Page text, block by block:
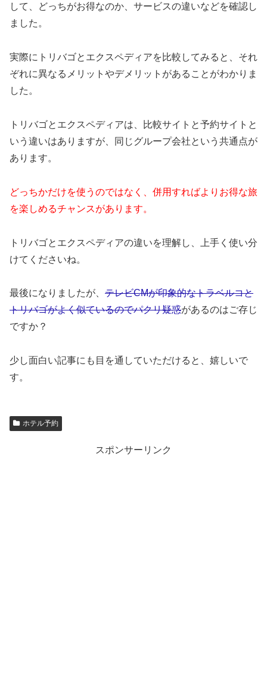
して、どっちがお得なのか、サービスの違いなどを確認し
ました。
実際にトリバゴとエクスペディアを比較してみると、それ
ぞれに異なるメリットやデメリットがあることがわかりま
した。
トリバゴとエクスペディアは、比較サイトと予約サイトと
いう違いはありますが、同じグループ会社という共通点が
あります。
どっちかだけを使うのではなく、併用すればよりお得な旅
を楽しめるチャンスがあります。
トリバゴとエクスペディアの違いを理解し、上手く使い分
けてくださいね。
最後になりましたが、 テレビCMが印象的なトラベルコと
トリバゴがよく似ているのでパクリ疑惑があるのはご存じ
ですか？
少し面白い記事にも目を通していただけると、嬉しいで
す。
ホテル予約
スポンサーリンク